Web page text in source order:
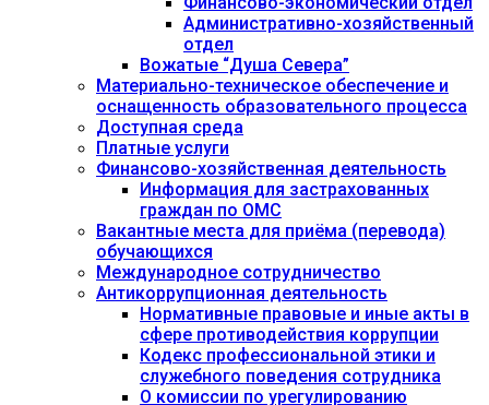
Административно-хозяйственный
отдел
Вожатые “Душа Севера”
Материально-техническое обеспечение и
оснащенность образовательного процесса
Доступная среда
Платные услуги
Финансово-хозяйственная деятельность
Информация для застрахованных
граждан по ОМС
Вакантные места для приёма (перевода)
обучающихся
Международное сотрудничество
Антикоррупционная деятельность
Нормативные правовые и иные акты в
сфере противодействия коррупции
Кодекс профессиональной этики и
служебного поведения сотрудника
О комиссии по урегулированию